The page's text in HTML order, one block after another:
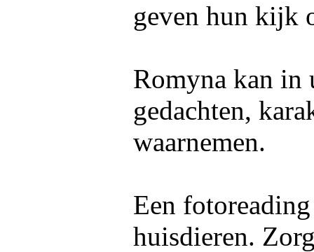
geven hun kijk
Romyna kan in
gedachten,
waarnemen.
Een
huisdieren.